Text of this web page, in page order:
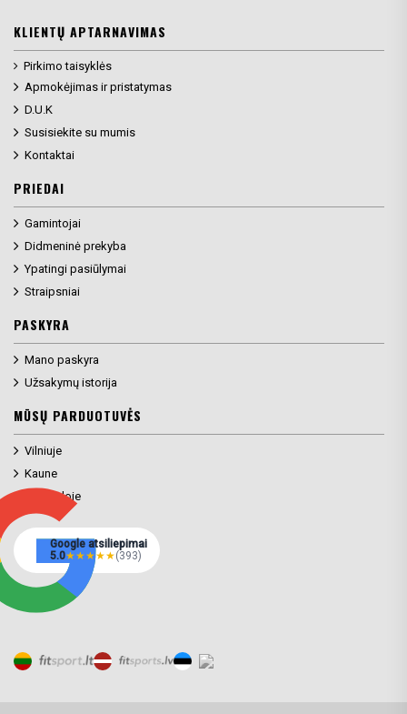
KLIENTŲ APTARNAVIMAS
Pirkimo taisyklės
Apmokėjimas ir pristatymas
D.U.K
Susisiekite su mumis
Kontaktai
PRIEDAI
Gamintojai
Didmeninė prekyba
Ypatingi pasiūlymai
Straipsniai
PASKYRA
Mano paskyra
Užsakymų istorija
MŪSŲ PARDUOTUVĖS
Vilniuje
Kaune
Klaipėdoje
Google atsiliepimai
5.0★★★★★(393)